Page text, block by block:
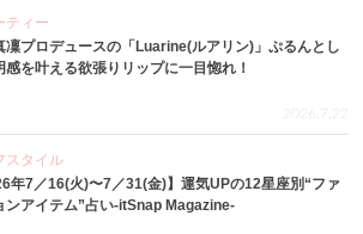
ティー
凜プロデュースの「Luarine(ルアリン)」ぷるんとし
感を叶える欲張りリップに一目惚れ！
2026.7.22
スタイル
年7／16(火)〜7／31(金)】運気UPの12星座別“ファ
ンアイテム”占い-itSnap Magazine-